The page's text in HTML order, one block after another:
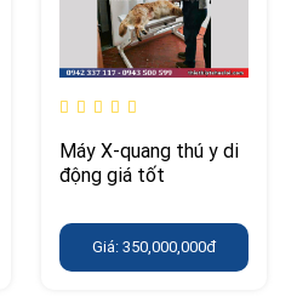
Máy X-quang thú y di
động giá tốt
Giá: 350,000,000đ